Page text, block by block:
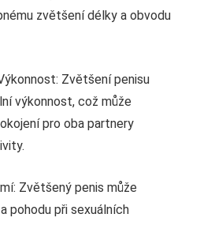
zvětšení délky a obvodu
Zvětšení penisu
výkonnost, což může
pro oba partnery
Zvětšený penis může
pohodu při sexuálních